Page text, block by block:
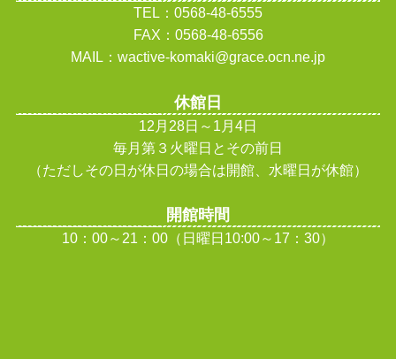
TEL：0568-48-6555
FAX：0568-48-6556
MAIL：wactive-komaki@grace.ocn.ne.jp
休館日
12月28日～1月4日
毎月第３火曜日とその前日
（ただしその日が休日の場合は開館、水曜日が休館）
開館時間
10：00～21：00（日曜日10:00～17：30）